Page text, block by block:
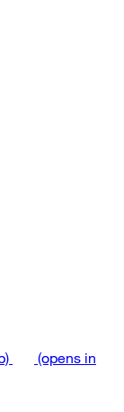
(opens in